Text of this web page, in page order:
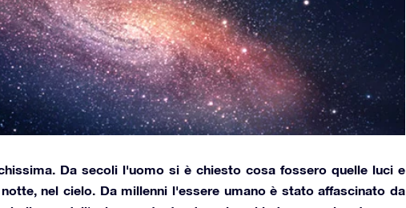
Da secoli l'uomo si è chiesto cosa fossero quelle luci e
nel cielo. Da millenni l'essere umano è stato affascinato da